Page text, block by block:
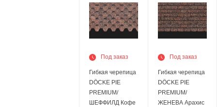
Под заказ
Гибкая черепица
DÖCKE PIE
PREMIUM/
ШЕФФИЛД Кофе
Под заказ
Гибкая черепица
DÖCKE PIE
PREMIUM/
ЖЕНЕВА Арахис